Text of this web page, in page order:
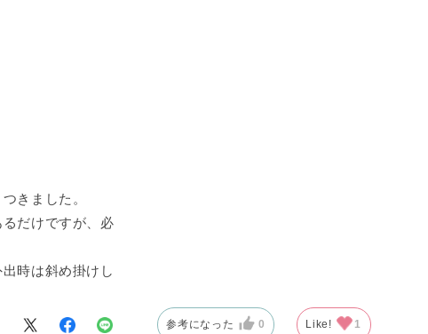
きました。
だけですが、必
時は斜め掛けし
参考になった 0 Like! 1